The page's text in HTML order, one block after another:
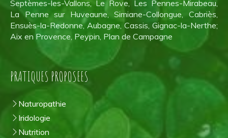
Septèmes-les-Vallons, Le Rove, Les Pennes-Mirabeau,
La Penne sur Huveaune, Simiane-Collongue, Cabriès,
Ensuès-la-Redonne, Aubagne, Cassis, Gignac-la-Nerthe;
Aix en Provence, Peypin, Plan de Campagne
PRATIQUES PROPOSEES
Naturopathie
Iridologie
Nutrition